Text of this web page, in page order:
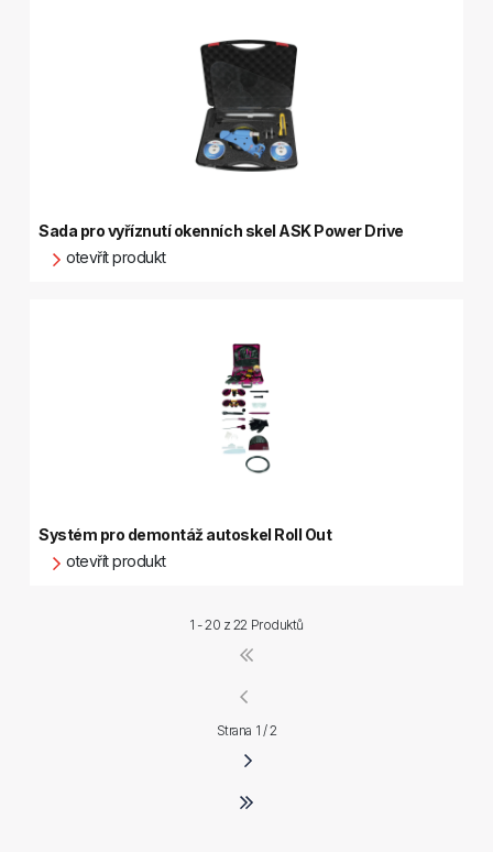
Sada pro vyříznutí okenních skel ASK Power Drive
otevřít produkt
Systém pro demontáž autoskel Roll Out
otevřít produkt
1 - 20 z22 Produktů
Strana 1 / 2